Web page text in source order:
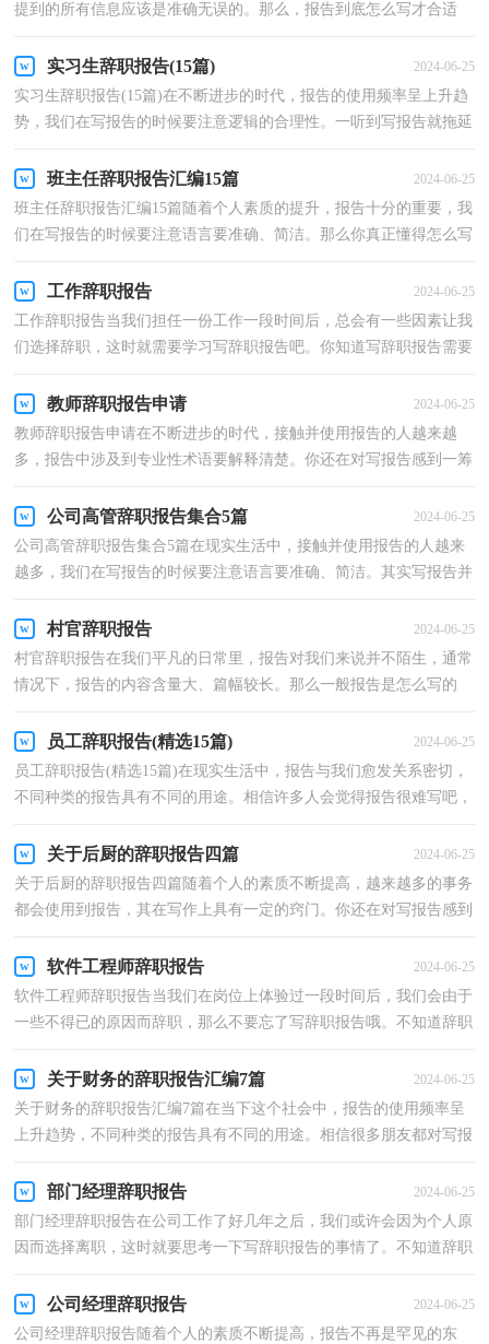
提到的所有信息应该是准确无误的。那么，报告到底怎么写才合适
实习生辞职报告(15篇) 2024-06-25
实习生辞职报告(15篇)在不断进步的时代，报告的使用频率呈上升趋
势，我们在写报告的时候要注意逻辑的合理性。一听到写报告就拖延
班主任辞职报告汇编15篇 2024-06-25
班主任辞职报告汇编15篇随着个人素质的提升，报告十分的重要，我
们在写报告的时候要注意语言要准确、简洁。那么你真正懂得怎么写
工作辞职报告 2024-06-25
工作辞职报告当我们担任一份工作一段时间后，总会有一些因素让我
们选择辞职，这时就需要学习写辞职报告吧。你知道写辞职报告需要
教师辞职报告申请 2024-06-25
教师辞职报告申请在不断进步的时代，接触并使用报告的人越来越
多，报告中涉及到专业性术语要解释清楚。你还在对写报告感到一筹
公司高管辞职报告集合5篇 2024-06-25
公司高管辞职报告集合5篇在现实生活中，接触并使用报告的人越来
越多，我们在写报告的时候要注意语言要准确、简洁。其实写报告并
村官辞职报告 2024-06-25
村官辞职报告在我们平凡的日常里，报告对我们来说并不陌生，通常
情况下，报告的内容含量大、篇幅较长。那么一般报告是怎么写的
员工辞职报告(精选15篇) 2024-06-25
员工辞职报告(精选15篇)在现实生活中，报告与我们愈发关系密切，
不同种类的报告具有不同的用途。相信许多人会觉得报告很难写吧，
关于后厨的辞职报告四篇 2024-06-25
关于后厨的辞职报告四篇随着个人的素质不断提高，越来越多的事务
都会使用到报告，其在写作上具有一定的窍门。你还在对写报告感到
软件工程师辞职报告 2024-06-25
软件工程师辞职报告当我们在岗位上体验过一段时间后，我们会由于
一些不得已的原因而辞职，那么不要忘了写辞职报告哦。不知道辞职
关于财务的辞职报告汇编7篇 2024-06-25
关于财务的辞职报告汇编7篇在当下这个社会中，报告的使用频率呈
上升趋势，不同种类的报告具有不同的用途。相信很多朋友都对写报
部门经理辞职报告 2024-06-25
部门经理辞职报告在公司工作了好几年之后，我们或许会因为个人原
因而选择离职，这时就要思考一下写辞职报告的事情了。不知道辞职
公司经理辞职报告 2024-06-25
公司经理辞职报告随着个人的素质不断提高，报告不再是罕见的东